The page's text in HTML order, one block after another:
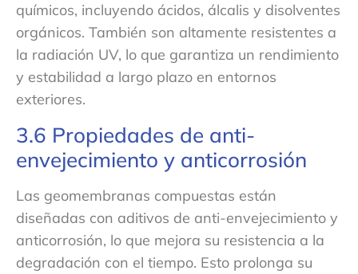
químicos, incluyendo ácidos, álcalis y disolventes
orgánicos. También son altamente resistentes a
la radiación UV, lo que garantiza un rendimiento
y estabilidad a largo plazo en entornos
exteriores.
3.6 Propiedades de anti-
envejecimiento y anticorrosión
Las geomembranas compuestas están
diseñadas con aditivos de anti-envejecimiento y
anticorrosión, lo que mejora su resistencia a la
degradación con el tiempo. Esto prolonga su